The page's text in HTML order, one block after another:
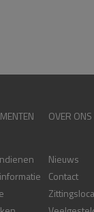
OVER ONS
Nieuws
Contact